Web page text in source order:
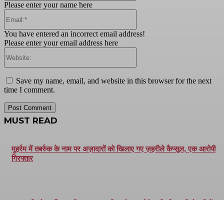
Please enter your name here
You have entered an incorrect email address!
Please enter your email address here
Save my name, email, and website in this browser for the next
time I comment.
MUST READ
मुहर्रम में तबर्रुक के नाम पर अज़ादारों को खिलाए गए ज़हरीले कैप्सूल, एक आरोपी
गिरफ्तार